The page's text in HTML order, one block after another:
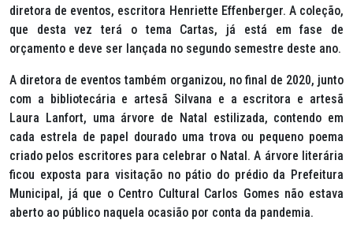
diretora de eventos, escritora Henriette Effenberger. A coleção,
que desta vez terá o tema Cartas, já está em fase de
orçamento e deve ser lançada no segundo semestre deste ano.
A diretora de eventos também organizou, no final de 2020, junto
com a bibliotecária e artesã Silvana e a escritora e artesã
Laura Lanfort, uma árvore de Natal estilizada, contendo em
cada estrela de papel dourado uma trova ou pequeno poema
criado pelos escritores para celebrar o Natal. A árvore literária
ficou exposta para visitação no pátio do prédio da Prefeitura
Municipal, já que o Centro Cultural Carlos Gomes não estava
aberto ao público naquela ocasião por conta da pandemia.